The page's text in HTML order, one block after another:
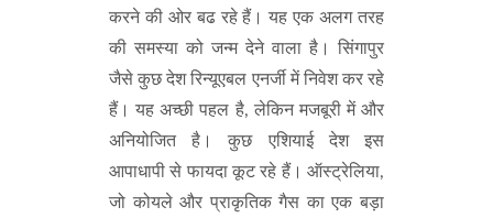
करने की ओर बढ रहे हैं। यह एक अलग तरह
की समस्या को जन्म देने वाला है। सिंगापुर
जैसे कुछ देश रिन्यूएबल एनर्जी में निवेश कर रहे
हैं। यह अच्छी पहल है, लेकिन मजबूरी में और
अनियोजित है। कुछ एशियाई देश इस
आपाधापी से फायदा कूट रहे हैं। ऑस्ट्रेलिया,
जो कोयले और प्राकृतिक गैस का एक बड़ा